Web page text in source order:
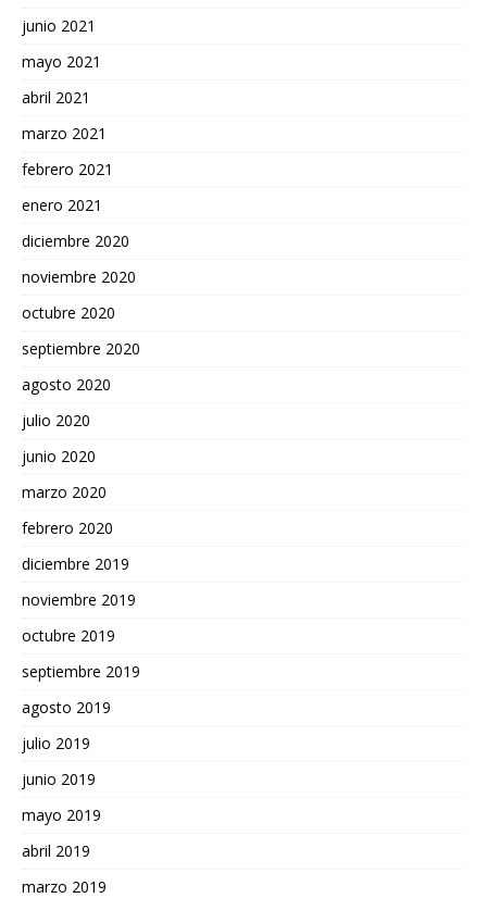
junio 2021
mayo 2021
abril 2021
marzo 2021
febrero 2021
enero 2021
diciembre 2020
noviembre 2020
octubre 2020
septiembre 2020
agosto 2020
julio 2020
junio 2020
marzo 2020
febrero 2020
diciembre 2019
noviembre 2019
octubre 2019
septiembre 2019
agosto 2019
julio 2019
junio 2019
mayo 2019
abril 2019
marzo 2019